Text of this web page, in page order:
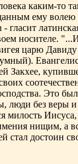
каким-то
ему волею
гласит
носителе.
царю
Закхее,
Это
люди без веры и
милость
нищим, а
стал достоин